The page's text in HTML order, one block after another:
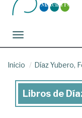
Toggle navigation
Inicio Díaz Yubero,
Libros
Libros de